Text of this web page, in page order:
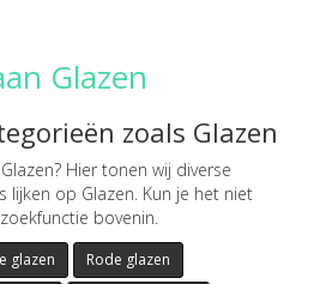
Glazen
zoals Glazen
Hier tonen wij diverse
lijken op Glazen. Kun je het niet
bovenin.
glazen
Rode glazen